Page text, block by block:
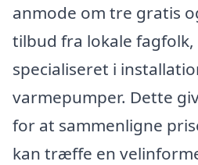
anmode om tre gratis
tilbud fra lokale
specialiseret i
varmepumper. Dette
for at sammenligne
kan træffe en